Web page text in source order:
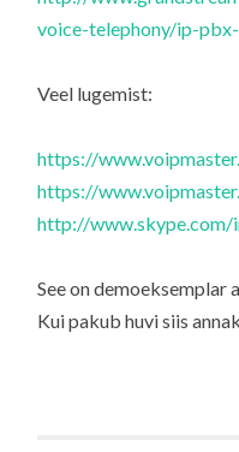
voice-telephony/ip-
Veel lugemist:
https://
https://
http://www.skype.com/
See on demoeksemplar
Kui pakub huvi siis